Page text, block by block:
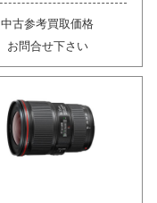
中古参考買取価格
お問合せ下さい